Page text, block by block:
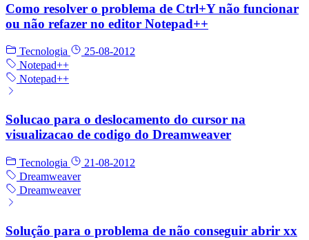
Como resolver o problema de Ctrl+Y não funcionar
ou não refazer no editor Notepad++
Tecnologia
25-08-2012
Notepad++
Notepad++
Solucao para o deslocamento do cursor na
visualizacao de codigo do Dreamweaver
Tecnologia
21-08-2012
Dreamweaver
Dreamweaver
Solução para o problema de não conseguir abrir xx